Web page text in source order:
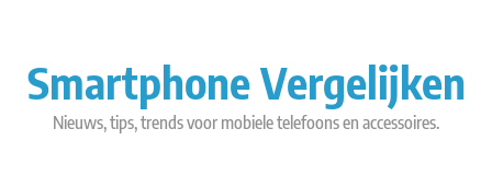
contentSmartphone Vergelijken
Nieuws, tips, trends voor mobiele telefoons en accessoires.